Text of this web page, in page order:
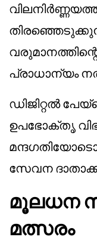
പ്രാധാന്യം
ഡിജിറ്റൽ
ഉപഭോക്തൃ
സേവന
മൂലധന
മത്സരം